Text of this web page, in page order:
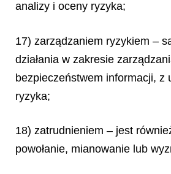
analizy i oceny ryzyka;
17) zarządzaniem ryzykiem –
działania w zakresie
bezpieczeństwem informacji, z
ryzyka;
18) zatrudnieniem – jest
powołanie, mianowanie lub